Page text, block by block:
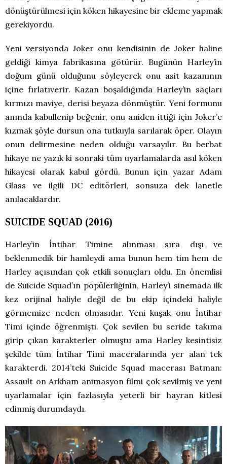
dönüştürülmesi için köken hikayesine bir ekleme yapmak
gerekiyordu.
Yeni versiyonda Joker onu kendisinin de Joker haline
geldiği kimya fabrikasına götürür. Bugünün Harley’in
doğum günü olduğunu söyleyerek onu asit kazanının
içine fırlatıverir. Kazan boşaldığında Harley’in saçları
kırmızı maviye, derisi beyaza dönmüştür. Yeni formunu
anında kabullenip beğenir, onu aniden ittiği için Joker’e
kızmak şöyle dursun ona tutkuyla sarılarak öper. Olayın
onun delirmesine neden olduğu varsayılır. Bu berbat
hikaye ne yazık ki sonraki tüm uyarlamalarda asıl köken
hikayesi olarak kabul gördü. Bunun için yazar Adam
Glass ve ilgili DC editörleri, sonsuza dek lanetle
anılacaklardır.
SUICIDE SQUAD (2016)
Harley’in İntihar Timine alınması sıra dışı ve
beklenmedik bir hamleydi ama bunun hem tim hem de
Harley açısından çok etkili sonuçları oldu. En önemlisi
de Suicide Squad’ın popülerliğinin, Harley’i sinemada ilk
kez orijinal haliyle değil de bu ekip içindeki haliyle
görmemize neden olmasıdır. Yeni kuşak onu İntihar
Timi içinde öğrenmişti. Çok sevilen bu seride takıma
girip çıkan karakterler olmuştu ama Harley kesintisiz
şekilde tüm İntihar Timi maceralarında yer alan tek
karakterdi. 2014’teki Suicide Squad macerası Batman:
Assault on Arkham animasyon filmi çok sevilmiş ve yeni
uyarlamalar için fazlasıyla yeterli bir hayran kitlesi
edinmiş durumdaydı.